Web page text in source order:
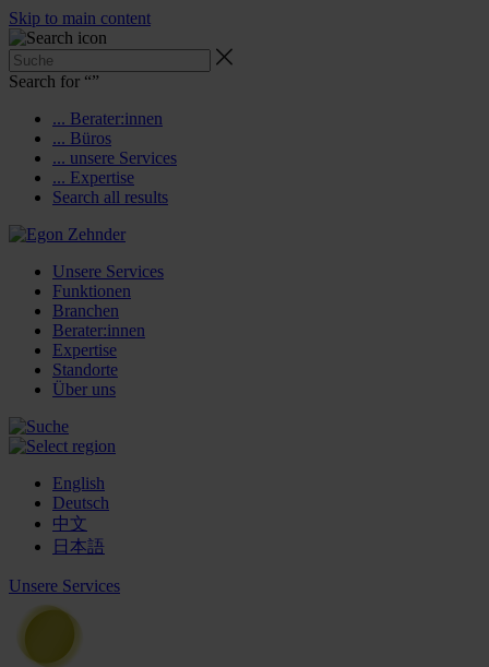
Skip to main content
Search for “”
... Berater:innen
... Büros
... unsere Services
... Expertise
Search all results
Unsere Services
Funktionen
Branchen
Berater:innen
Expertise
Standorte
Über uns
English
Deutsch
中文
日本語
Unsere Services